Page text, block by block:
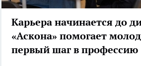
Карьера начинается до
«Аскона» помогает
первый шаг в профессию